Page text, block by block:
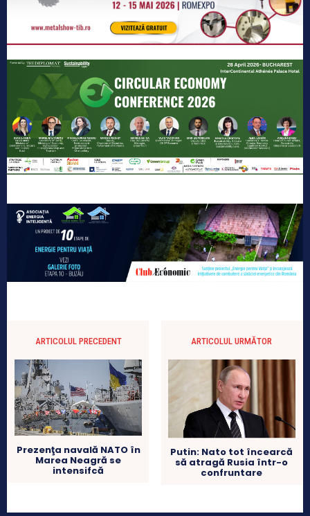
ARTICOLUL PRECEDENT
Prezenţa navală NATO în
Marea Neagră se
intensifcă
ARTICOLUL URMĂTOR
Putin: Nato tot încearcă
să atragă Rusia într-o
confruntare